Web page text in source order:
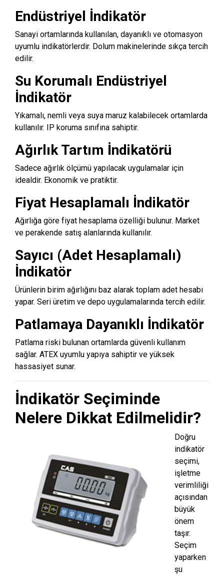
Endüstriyel İndikatör
Sanayi ortamlarında kullanılan, dayanıklı ve otomasyon
uyumlu indikatörlerdir. Dolum makinelerinde sıkça tercih
edilir.
Su Korumalı Endüstriyel
İndikatör
Yıkamalı, nemli veya suya maruz kalabilecek ortamlarda
kullanılır. IP koruma sınıfına sahiptir.
Ağırlık Tartım İndikatörü
Sadece ağırlık ölçümü yapılacak uygulamalar için
idealdir. Ekonomik ve pratiktir.
Fiyat Hesaplamalı İndikatör
Ağırlığa göre fiyat hesaplama özelliği bulunur. Market
ve perakende satış alanlarında kullanılır.
Sayıcı (Adet Hesaplamalı)
İndikatör
Ürünlerin birim ağırlığını baz alarak toplam adet hesabı
yapar. Seri üretim ve depo uygulamalarında tercih edilir.
Patlamaya Dayanıklı İndikatör
Patlama riski bulunan ortamlarda güvenli kullanım
sağlar. ATEX uyumlu yapıya sahiptir ve yüksek
hassasiyet sunar.
İndikatör Seçiminde
Nelere Dikkat Edilmelidir?
Doğru
indikatör
seçimi,
işletme
verimliliği
açısından
büyük
önem
taşır.
Seçim
yaparken
şu